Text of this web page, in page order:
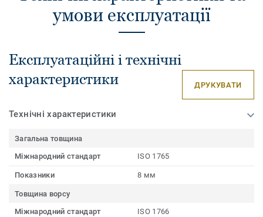
умови експлуатації
Експлуатаційні і технічні
характеристики
ДРУКУВАТИ
Технічні характеристики
Загальна товщина
Міжнародний стандарт
ISO 1765
Показники 8 мм
Товщина ворсу
Міжнародний стандарт
ISO 1766